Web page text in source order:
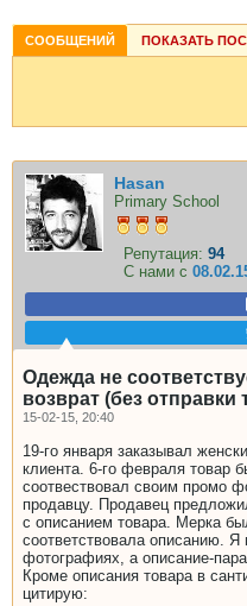
СООБЩЕНИЙ ПОКАЗАТЬ
Hasan
Primary School
Репутация: 94
С нами с
Одежда не
возврат (без отправки
15-02-15, 20:40
19-го января заказывал
клиента. 6-го февраля товар
соотвествовал своим промо
продавцу. Продавец
с описанием товара. Мерка
соответствовала описанию.
фотографиях, а описание-
Кроме описания товара в
цитирую: